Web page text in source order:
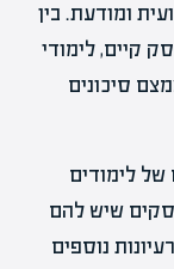
ומודעת. בין
קיים, לימודי
סיכונים
של לימודים
שיש להם
נוספים